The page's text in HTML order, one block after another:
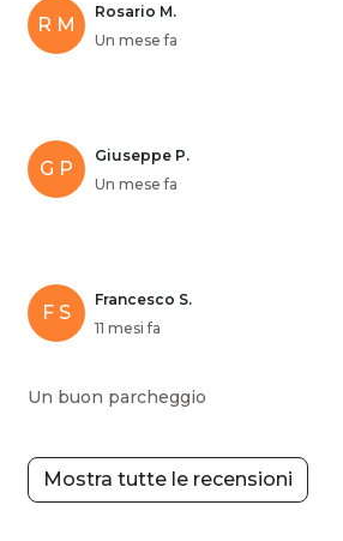
R M
Rosario M.
Un mese fa
G P
Giuseppe P.
Un mese fa
F S
Francesco S.
11 mesi fa
Un buon parcheggio
Mostra tutte le recensioni